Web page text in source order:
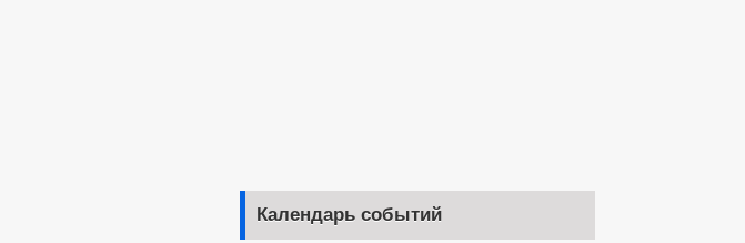
Календарь событий